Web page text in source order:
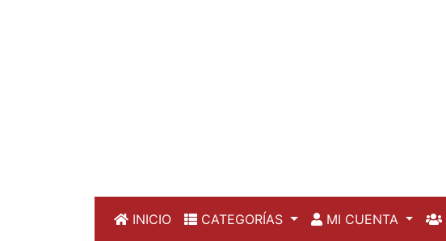
INICIO CATEGORÍAS MI CUENTA